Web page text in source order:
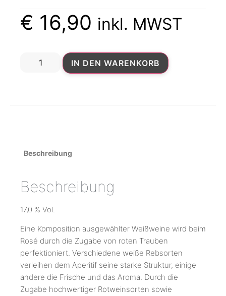
€ 16,90 inkl. MWST
IN DEN WARENKORB
Beschreibung
Beschreibung
17,0 % Vol.
Eine Komposition ausgewählter Weißweine wird beim
Rosé durch die Zugabe von roten Trauben
perfektioniert. Verschiedene weiße Rebsorten
verleihen dem Aperitif seine starke Struktur, einige
andere die Frische und das Aroma. Durch die
Zugabe hochwertiger Rotweinsorten sowie